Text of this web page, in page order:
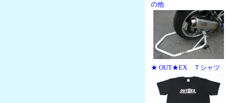
の他
★ OUT★EX Ｔシャツ